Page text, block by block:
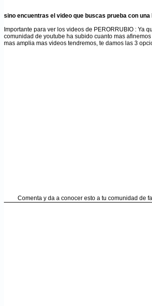
sino encuentras el video que buscas prueba con
Importante para ver los videos de PERORRUBIO : Ya
comunidad de youtube ha subido cuanto mas
mas amplia mas videos tendremos, te damos las 3
Comenta y da a conocer esto a tu comunidad de